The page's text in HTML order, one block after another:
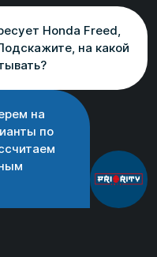
Honda Freed,
на какой
на
по